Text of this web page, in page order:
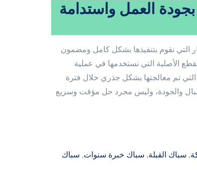
العمل واستدامة
التي نقوم بتنفيذها بشكل كامل ومضمون
الأصلية التي نستخدمها في عملية
تم معالجتها بشكل جذري خلال فترة
والجودة، وليس مجرد حل مؤقت وسريع
, سباك القبلة, سباك خبرة سنوات, سباك